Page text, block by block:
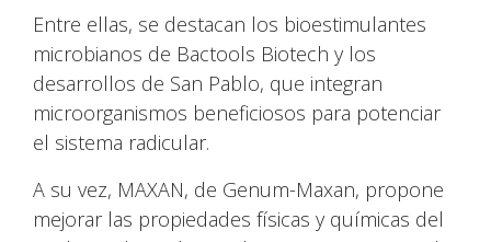
Entre ellas, se destacan los bioestimulantes
microbianos de Bactools Biotech y los
desarrollos de San Pablo, que integran
microorganismos beneficiosos para potenciar
el sistema radicular.
A su vez, MAXAN, de Genum-Maxan, propone
mejorar las propiedades físicas y químicas del